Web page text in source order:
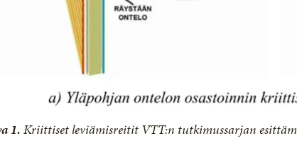
1. Kriittiset leviämisreitit VTT:n tutkimussarjan